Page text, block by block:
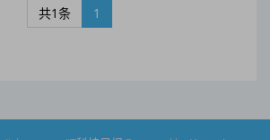
共1条 1